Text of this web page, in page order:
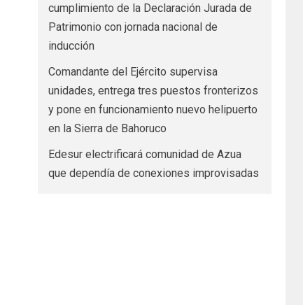
cumplimiento de la Declaración Jurada de
Patrimonio con jornada nacional de
inducción
Comandante del Ejército supervisa
unidades, entrega tres puestos fronterizos
y pone en funcionamiento nuevo helipuerto
en la Sierra de Bahoruco
Edesur electrificará comunidad de Azua
que dependía de conexiones improvisadas